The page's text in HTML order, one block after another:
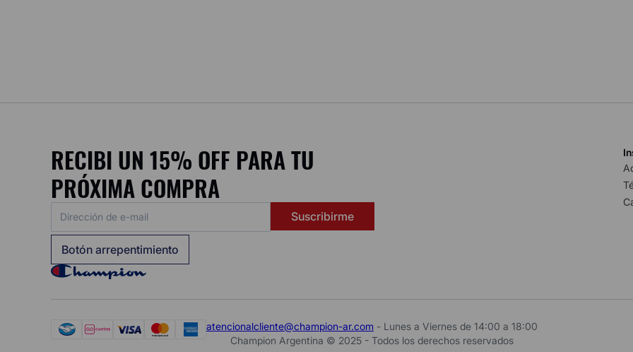
RECIBI UN 15% OFF PARA TU
PRÓXIMA COMPRA
Suscribirme
Botón arrepentimiento
atencionalcliente@champion-ar.com - Lunes a Viernes de 14:00 a 18:00
Champion Argentina © 2025 - Todos los derechos reservados